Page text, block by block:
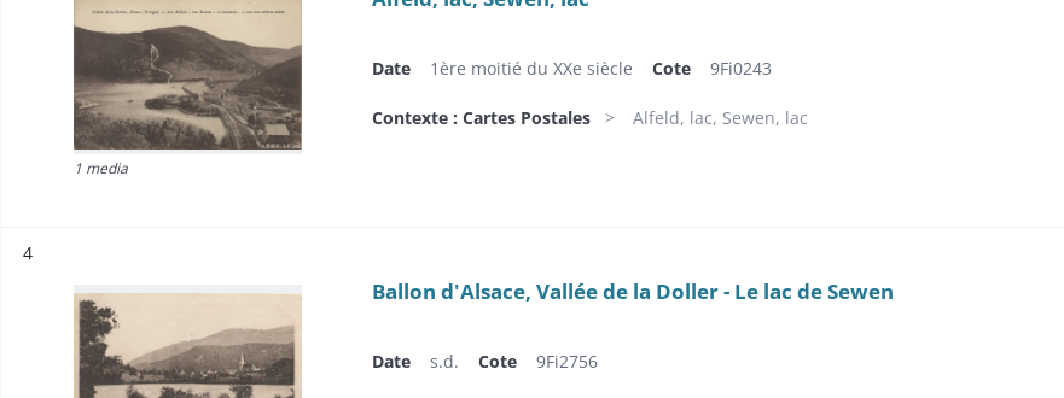
1 media
Date 1ère moitié du XXe siècle Cote 9Fi0243
Contexte : Cartes Postales Alfeld, lac, Sewen, lac
4
Ballon d'Alsace, Vallée de la Doller - Le lac de Sewen
Date s.d. Cote 9Fi2756